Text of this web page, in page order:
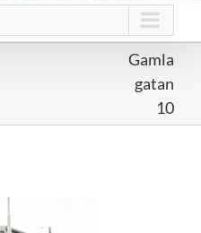
Gamla
gatan
10